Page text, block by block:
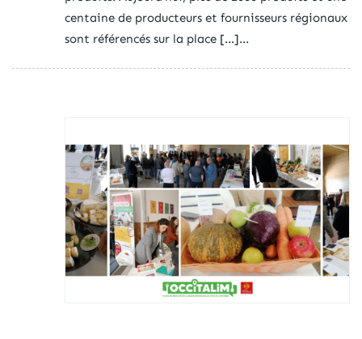
centaine de producteurs et fournisseurs régionaux
sont référencés sur la place […]...